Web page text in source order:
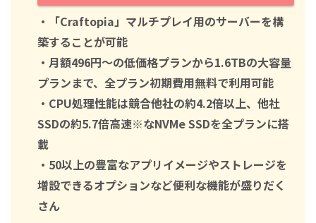
・「Craftopia」マルチプレイ用のサーバーを構
築することが可能
・月額496円～の低価格プランから1.6TBの大容量
プランまで、全プラン初期費用無料で利用可能
・CPU処理性能は競合他社の約4.2倍以上、他社
SSDの約5.7倍高速※なNVMe SSDを全プランに搭
載
・50以上の豊富なアプリイメージやストレージを
増設できるオプションなど便利な機能が盛りだく
さん